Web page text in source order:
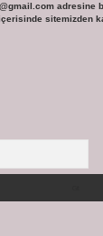
adresine
sitemizden